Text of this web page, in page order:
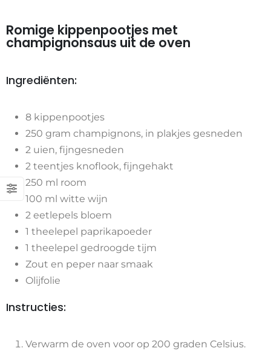
Romige kippenpootjes met
champignonsaus uit de oven
Ingrediënten:
8 kippenpootjes
250 gram champignons, in plakjes gesneden
2 uien, fijngesneden
2 teentjes knoflook, fijngehakt
250 ml room
100 ml witte wijn
2 eetlepels bloem
1 theelepel paprikapoeder
1 theelepel gedroogde tijm
Zout en peper naar smaak
Olijfolie
Instructies:
Verwarm de oven voor op 200 graden Celsius.